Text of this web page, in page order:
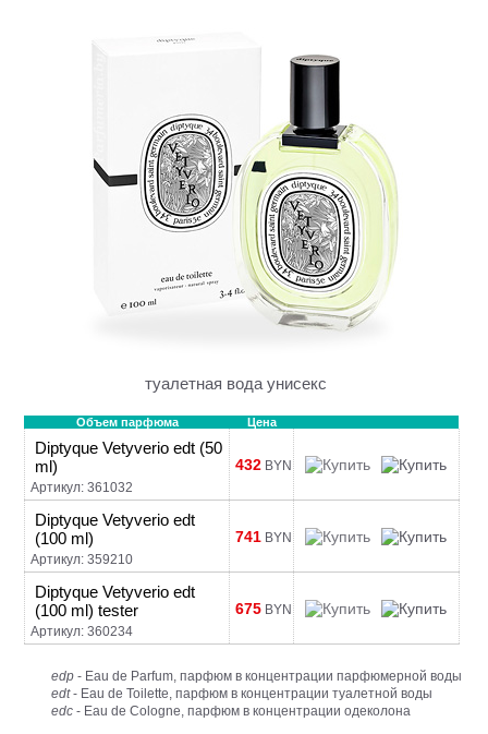
туалетная вода унисекс
Объем парфюма Цена
Diptyque Vetyverio edt (50
ml)
Артикул: 361032
432 BYN
Diptyque Vetyverio edt
(100 ml)
Артикул: 359210
741 BYN
Diptyque Vetyverio edt
(100 ml) tester
Артикул: 360234
675 BYN
edp - Eau de Parfum, парфюм в концентрации парфюмерной воды
edt- Eau de Toilette, парфюм в концентрации туалетной воды
edc - Eau de Cologne, парфюм в концентрации одеколона